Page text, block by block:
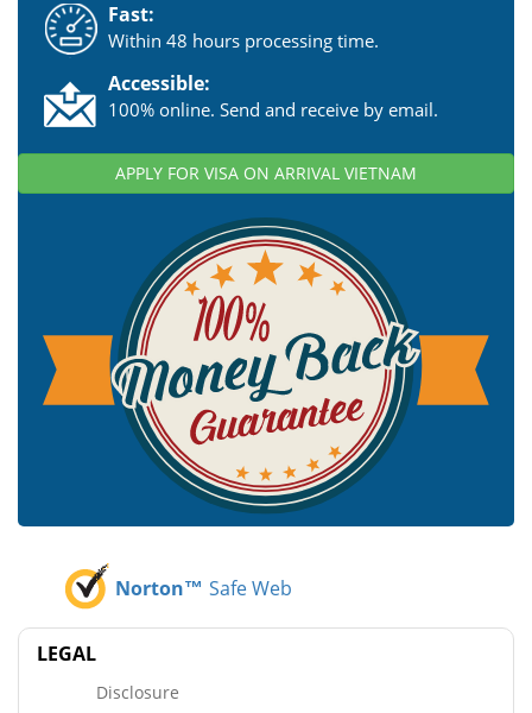
Fast:
Within 48 hours processing time.
Accessible:
100% online. Send and receive by email.
APPLY FOR VISA ON ARRIVAL VIETNAM
Norton™ Safe Web
LEGAL
Disclosure